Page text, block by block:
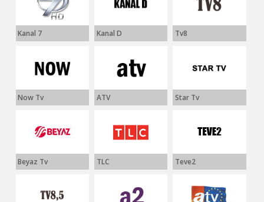
Kanal 7 Kanal D Tv8
Now Tv ATV Star Tv
Beyaz Tv TLC Teve2